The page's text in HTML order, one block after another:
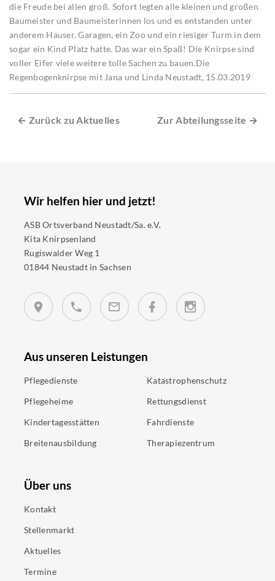
die Freude bei allen groß. Sofort legten alle kleinen und großen
Baumeister und Baumeisterinnen los und es entstanden unter
anderem Häuser, Garagen, ein Zoo und ein riesiger Turm in dem
sogar ein Kind Platz hatte. Das war ein Spaß! Die Knirpse sind
voller Eifer viele weitere tolle Sachen zu bauen.Die
Regenbogenknirpse mit Jana und Linda Neustadt, 15.03.2019
← Zurück zu Aktuelles Zur Abteilungsseite →
Wir helfen hier und jetzt!
ASB Ortsverband Neustadt/Sa. e.V.
Kita Knirpsenland
Rugiswalder Weg 1
01844 Neustadt in Sachsen
Aus unseren Leistungen
Pflegedienste
Pflegeheime
Kindertagesstätten
Breitenausbildung
Katastrophenschutz
Rettungsdienst
Fahrdienste
Therapiezentrum
Über uns
Kontakt
Stellenmarkt
Aktuelles
Termine